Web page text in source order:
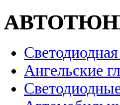
Ангельские